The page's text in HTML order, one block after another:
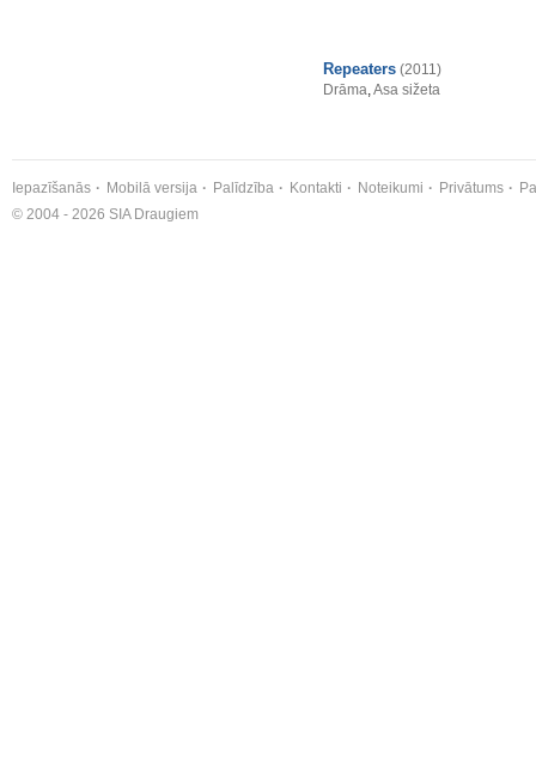
Repeaters (2011)
Drāma,Asa sižeta
Iepazīšanās Mobilā versija Palīdzība Kontakti Noteikumi Privātums
© 2004 - 2026 SIA Draugiem